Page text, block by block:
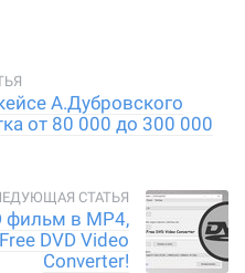
А.Дубровского
от 80 000 до 300 000
фильм в MP4,
DVD Video
Converter!